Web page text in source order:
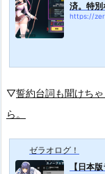
済。特
https://
▽誓約台詞も聞けち
ら。
ゼラオログ！
【日本